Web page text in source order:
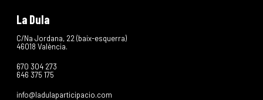
La Dula
C/Na Jordana, 22 (baix-esquerra)
46018 València.
670 304 273
646 375 175
info@ladulaparticipacio.com